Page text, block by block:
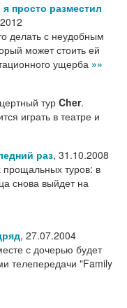
просто разместил
делать с неудобным
может стоить ей
ущерба »»
тур Cher.
играть в театре и
раз, 31.10.2008
прощальных туров: в
снова выйдет на
, 27.07.2004
с дочерью будет
телепередачи "Family